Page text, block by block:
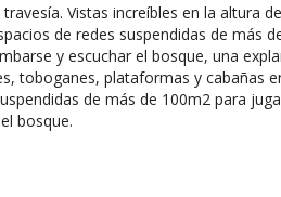
Vistas increíbles en la altura
de redes suspendidas de más
y escuchar el bosque, una
toboganes, plataformas y cabañas
de más de 100m2 para
bosque.